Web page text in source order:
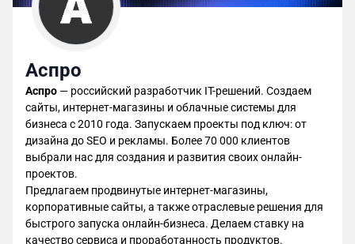
Аспро
Аспро — российский разработчик IT-решений. Создаем
сайты, интернет-магазины и облачные системы для
бизнеса c 2010 года. Запускаем проекты под ключ: от
дизайна до SEO и рекламы. Более 70 000 клиентов
выбрали нас для создания и развития своих онлайн-
проектов.
Предлагаем продвинутые интернет-магазины,
корпоративные сайты, а также отраслевые решения для
быстрого запуска онлайн-бизнеса. Делаем ставку на
качество сервиса и проработанность продуктов.